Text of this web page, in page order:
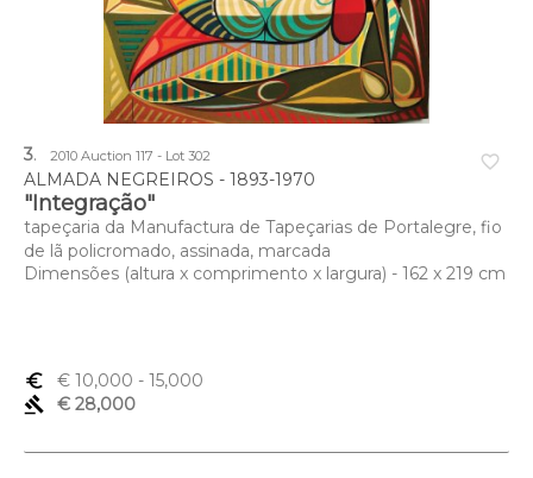
favorite_border
3. 2010 Auction 117 - Lot 302
ALMADA NEGREIROS - 1893-1970
"Integração"
tapeçaria da Manufactura de Tapeçarias de Portalegre, fio
de lã policromado, assinada, marcada
Dimensões (altura x comprimento x largura) - 162 x 219 cm
euro_symbol € 10,000 - 15,000
gavel
€ 28,000